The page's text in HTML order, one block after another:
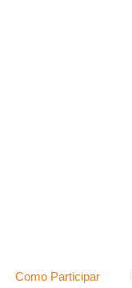
Como Participar